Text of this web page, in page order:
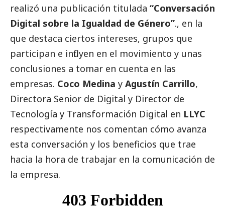
realizó una publicación titulada “Conversación
Digital sobre la Igualdad de Género”., en la
que destaca ciertos intereses, grupos que
participan e influyen en el movimiento y unas
conclusiones a tomar en cuenta en las
empresas. Coco Medina y Agustín Carrillo,
Directora Senior de Digital y Director de
Tecnología y Transformación Digital en LLYC
respectivamente nos comentan cómo avanza
esta conversación y los beneficios que trae
hacia la hora de trabajar en la comunicación de
la empresa.